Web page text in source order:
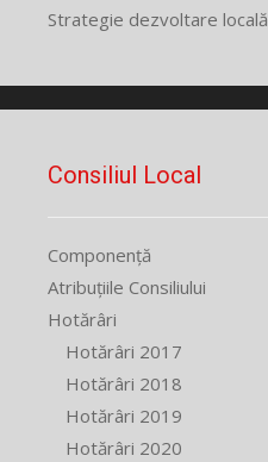
Strategie dezvoltare locală
Consiliul Local
Componență
Atribuțiile Consiliului
Hotărâri
Hotărâri 2017
Hotărâri 2018
Hotărâri 2019
Hotărâri 2020